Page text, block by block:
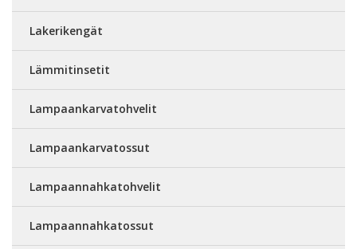
Lakerikengät
Lämmitinsetit
Lampaankarvatohvelit
Lampaankarvatossut
Lampaannahkatohvelit
Lampaannahkatossut